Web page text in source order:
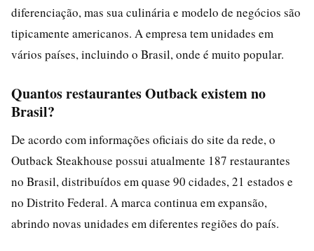
diferenciação, mas sua culinária e modelo de negócios são
tipicamente americanos. A empresa tem unidades em
vários países, incluindo o Brasil, onde é muito popular.
Quantos restaurantes Outback existem no
Brasil?
De acordo com informações oficiais do site da rede, o
Outback Steakhouse possui atualmente 187 restaurantes
no Brasil, distribuídos em quase 90 cidades, 21 estados e
no Distrito Federal. A marca continua em expansão,
abrindo novas unidades em diferentes regiões do país.